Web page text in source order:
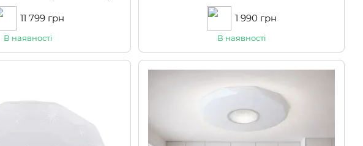
11 799 грн
В наявності
1 990 грн
В наявності